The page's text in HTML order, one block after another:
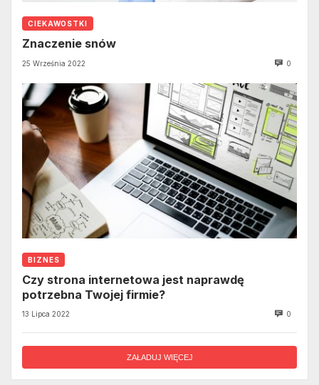
CIEKAWOSTKI
Znaczenie snów
25 Września 2022 0
BIZNES
Czy strona internetowa jest naprawdę
potrzebna Twojej firmie?
13 Lipca 2022 0
ZAŁADUJ WIĘCEJ